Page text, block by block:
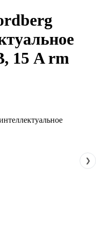
15 A rm
❯